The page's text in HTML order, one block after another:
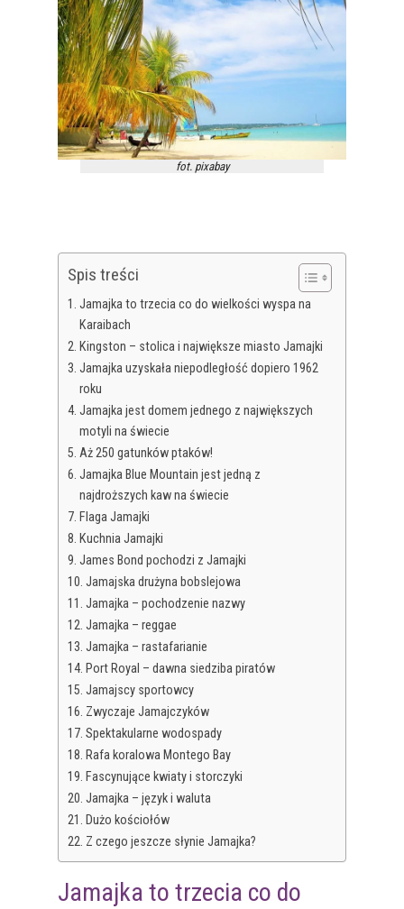
fot. pixabay
Spis treści
Jamajka to trzecia co do wielkości wyspa na
Karaibach
Kingston – stolica i największe miasto Jamajki
Jamajka uzyskała niepodległość dopiero 1962
roku
Jamajka jest domem jednego z największych
motyli na świecie
Aż 250 gatunków ptaków!
Jamajka Blue Mountain jest jedną z
najdroższych kaw na świecie
Flaga Jamajki
Kuchnia Jamajki
James Bond pochodzi z Jamajki
Jamajska drużyna bobslejowa
Jamajka – pochodzenie nazwy
Jamajka – reggae
Jamajka – rastafarianie
Port Royal – dawna siedziba piratów
Jamajscy sportowcy
Zwyczaje Jamajczyków
Spektakularne wodospady
Rafa koralowa Montego Bay
Fascynujące kwiaty i storczyki
Jamajka – język i waluta
Dużo kościołów
Z czego jeszcze słynie Jamajka?
Jamajka to trzecia co do